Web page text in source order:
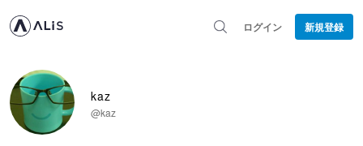
ログイン 新規登録
kaz
@kaz